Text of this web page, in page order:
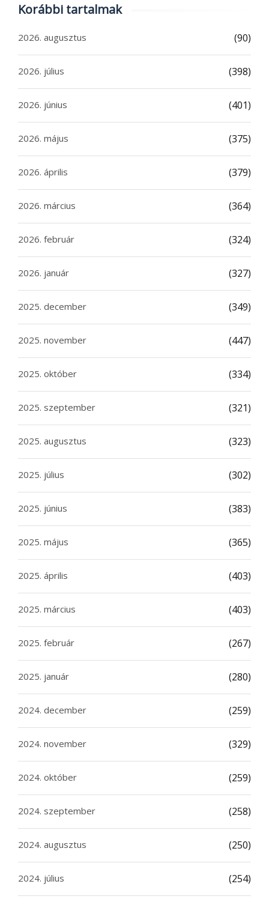
Korábbi tartalmak
2026. augusztus (90)
2026. július (398)
2026. június (401)
2026. május (375)
2026. április (379)
2026. március (364)
2026. február (324)
2026. január (327)
2025. december (349)
2025. november (447)
2025. október (334)
2025. szeptember (321)
2025. augusztus (323)
2025. július (302)
2025. június (383)
2025. május (365)
2025. április (403)
2025. március (403)
2025. február (267)
2025. január (280)
2024. december (259)
2024. november (329)
2024. október (259)
2024. szeptember (258)
2024. augusztus (250)
2024. július (254)